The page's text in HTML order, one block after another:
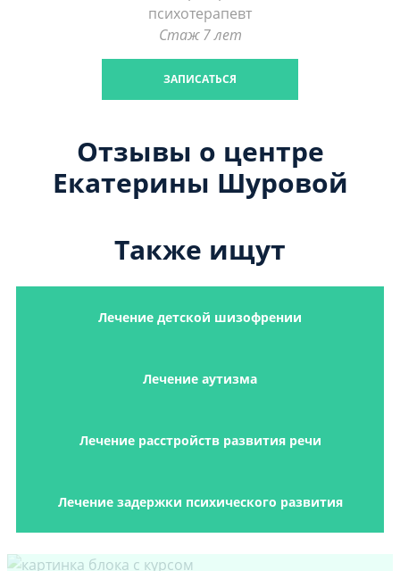
психотерапевт
Стаж 7 лет
ЗАПИСАТЬСЯ
Отзывы о центре
Екатерины Шуровой
Также ищут
Лечение детской шизофрении
Лечение аутизма
Лечение расстройств развития речи
Лечение задержки психического развития